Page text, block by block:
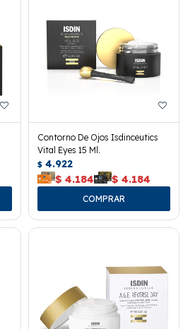
Contorno De Ojos Isdinceutics
Vital Eyes 15 Ml.
$ 4.922
$ 4.184 $ 4.184